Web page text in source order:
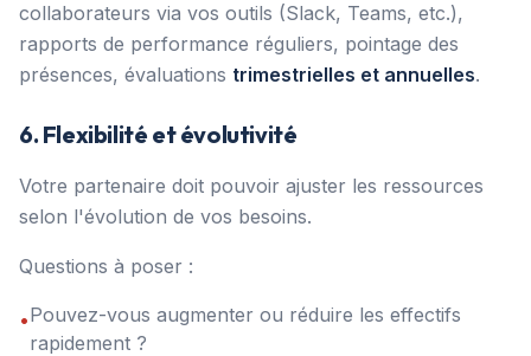
collaborateurs via vos outils (Slack, Teams, etc.),
rapports de performance réguliers, pointage des
présences, évaluations trimestrielles et annuelles.
6. Flexibilité et évolutivité
Votre partenaire doit pouvoir ajuster les ressources
selon l'évolution de vos besoins.
Questions à poser :
•Pouvez-vous augmenter ou réduire les effectifs
rapidement ?